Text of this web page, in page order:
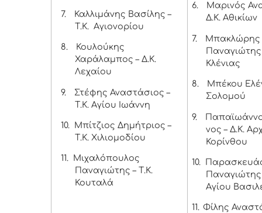
7.
Καλλιμάνης Βασίλης –
Τ.Κ. Αγιονορίου
8.
Κουλούκης
Χαράλαμπος – Δ.Κ.
Λεχαίου
9.
Στέφης Αναστάσιος –
Τ.Κ. Αγίου Ιωάννη
10.
Μπίτζιος Δημήτριος –
Τ.Κ. Χιλιομοδίου
11.
Μιχαλόπουλος
Παναγιώτης – Τ.Κ.
Κουταλά
6.
Μαρινός
Δ.Κ. Αθικίων
7.
Μπακλώρης
Παναγιώτης
Κλένιας
8.
Μπέκου
Σολομού
9.
νος – Δ.Κ.
Κορίνθου
10.
Παναγιώτης
Αγίου
11. Φίλης